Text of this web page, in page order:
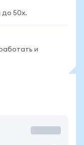
до 50x.
и